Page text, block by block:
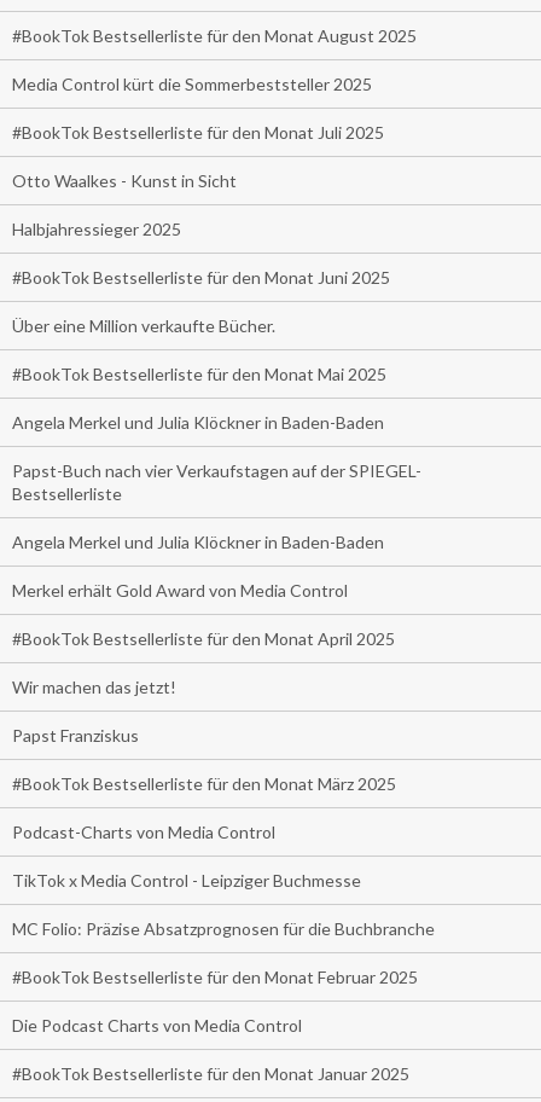
#BookTok Bestsellerliste für den Monat August 2025
Media Control kürt die Sommerbeststeller 2025
#BookTok Bestsellerliste für den Monat Juli 2025
Otto Waalkes - Kunst in Sicht
Halbjahressieger 2025
#BookTok Bestsellerliste für den Monat Juni 2025
Über eine Million verkaufte Bücher.
#BookTok Bestsellerliste für den Monat Mai 2025
Angela Merkel und Julia Klöckner in Baden-Baden
Papst-Buch nach vier Verkaufstagen auf der SPIEGEL-
Bestsellerliste
Angela Merkel und Julia Klöckner in Baden-Baden
Merkel erhält Gold Award von Media Control
#BookTok Bestsellerliste für den Monat April 2025
Wir machen das jetzt!
Papst Franziskus
#BookTok Bestsellerliste für den Monat März 2025
Podcast-Charts von Media Control
TikTok x Media Control - Leipziger Buchmesse
MC Folio: Präzise Absatzprognosen für die Buchbranche
#BookTok Bestsellerliste für den Monat Februar 2025
Die Podcast Charts von Media Control
#BookTok Bestsellerliste für den Monat Januar 2025